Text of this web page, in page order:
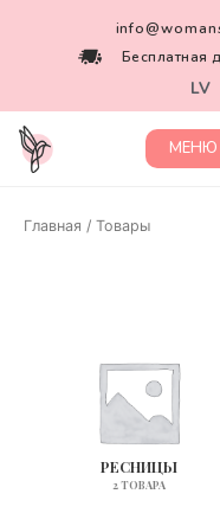
Бесплатная
LV
МЕНЮ
Главная / Товары
РЕСНИЦЫ
2 ТОВАРА